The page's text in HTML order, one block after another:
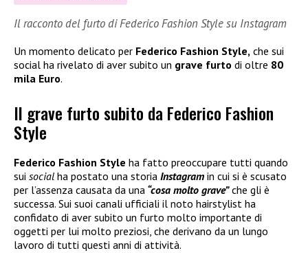
Il racconto del furto di Federico Fashion Style su Instagram
Un momento delicato per Federico Fashion Style, che sui
social ha rivelato di aver subito un grave furto di oltre 80
mila Euro.
Il grave furto subito da Federico Fashion
Style
Federico Fashion Style ha fatto preoccupare tutti quando
sui social ha postato una storia Instagram in cui si è scusato
per l’assenza causata da una “cosa molto grave”che gli è
successa. Sui suoi canali ufficiali il noto hairstylist ha
confidato di aver subito un furto molto importante di
oggetti per lui molto preziosi, che derivano da un lungo
lavoro di tutti questi anni di attività.